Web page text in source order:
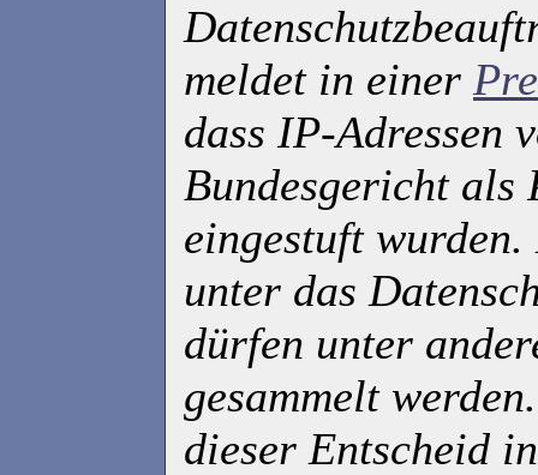
meldet in einer
dass IP-Adressen
Bundesgericht als
eingestuft
unter das
dürfen unter
gesammelt
dieser Entscheid